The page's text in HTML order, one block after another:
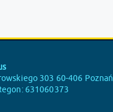
303 60-406 Poznań
631060373